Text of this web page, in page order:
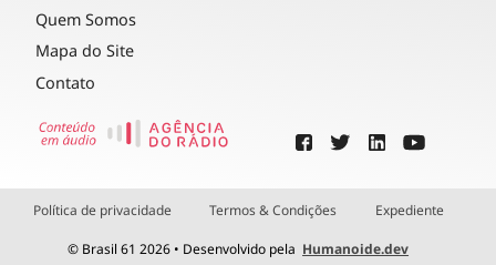
Quem Somos
Mapa do Site
Contato
Política de privacidade Termos & Condições Expediente
© Brasil 61 2026 • Desenvolvido pela Humanoide.dev